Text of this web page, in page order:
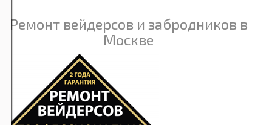
Ремонт вейдерсов и забродников в
Москве